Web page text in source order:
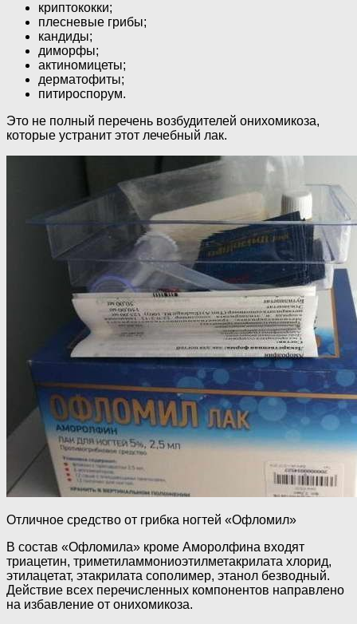
криптококки;
плесневые грибы;
кандиды;
диморфы;
актиномицеты;
дерматофиты;
питироспорум.
Это не полный перечень возбудителей онихомикоза,
которые устранит этот лечебный лак.
Отличное средство от грибка ногтей «Офломил»
В состав «Офломила» кроме Аморолфина входят
триацетин, триметиламмониоэтилметакрилата хлорид,
этилацетат, этакрилата сополимер, этанол безводный.
Действие всех перечисленных компонентов направлено
на избавление от онихомикоза.